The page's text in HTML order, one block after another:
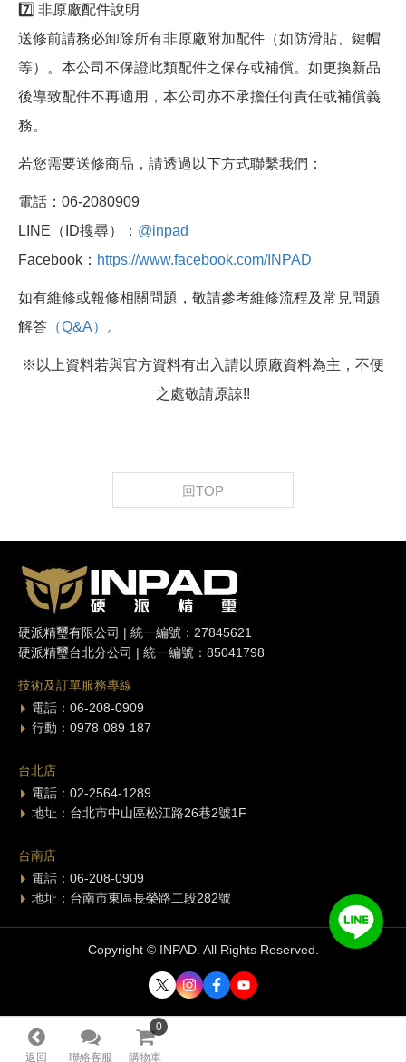
返回 聯絡客服
0
購物車
7️⃣ 非原廠配件說明
送修前請務必卸除所有非原廠附加配件（如防滑貼、鍵帽
等）。本公司不保證此類配件之保存或補償。如更換新品
後導致配件不再適用，本公司亦不承擔任何責任或補償義
務。
若您需要送修商品，請透過以下方式聯繫我們：
電話：06-2080909
LINE（ID搜尋）： @inpad
Facebook： https://www.facebook.com/INPAD
如有維修或報修相關問題，敬請參考維修流程及常見問題
解答 （Q&A） 。
※以上資料若與官方資料有出入請以原廠資料為主，不便
之處敬請原諒!!
回TOP
硬派精璽有限公司 | 統一編號：27845621
硬派精璽台北分公司 | 統一編號：85041798
技術及訂單服務專線
電話：06-208-0909
行動：0978-089-187
台北店
電話：02-2564-1289
地址：台北市中山區松江路26巷2號1F
台南店
電話：06-208-0909
地址：台南市東區長榮路二段282號
Copyright © INPAD. All Rights Reserved.